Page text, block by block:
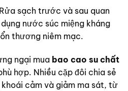
sạch trước và sau quan
nước súc miệng kháng
thương niêm mạc.
ngại mua bao cao su chất
hợp. Nhiều cặp đôi chia sẻ
cảm và giảm ma sát, từ